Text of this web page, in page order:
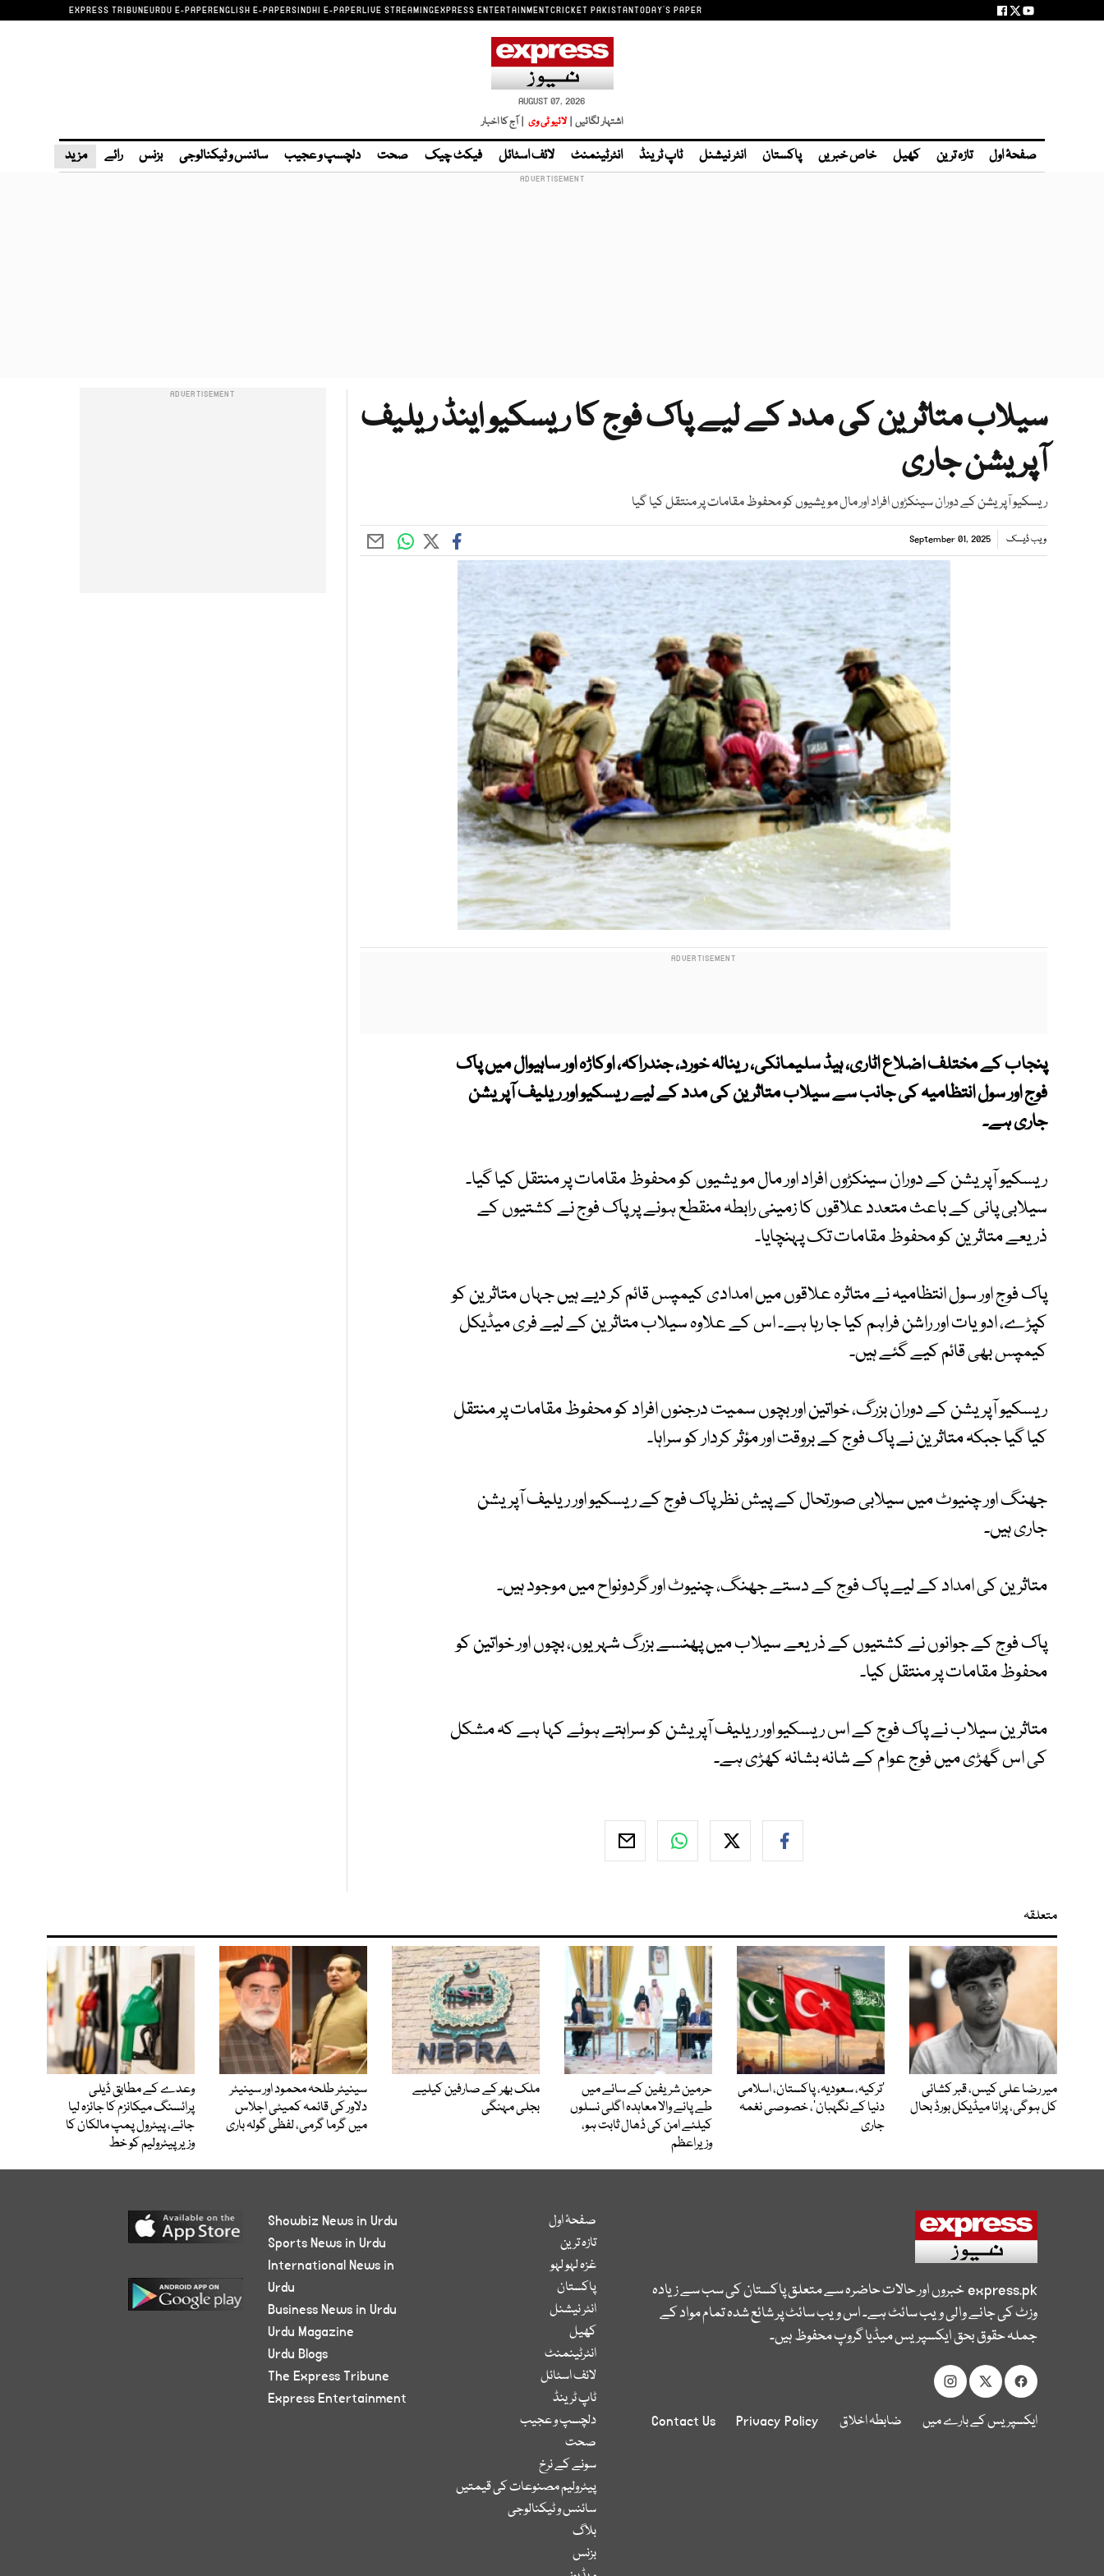
EXPRESS TRIBUNEURDU E-PAPERENGLISH E-PAPERSINDHI E-PAPERLIVE STREAMINGEXPRESS ENTERTAINMENTCRICKET PAKISTANTODAY'S PAPER
AUGUST 07, 2026
اشتہار لگائیں | لائیو ٹی وی | آج کا اخبار
صفحۂ اول تازہ ترین کھیل خاص خبریں پاکستان انٹر نیشنل ٹاپ ٹرینڈ انٹرٹینمنٹ لائف اسٹائل فیکٹ چیک صحت دلچسپ و عجیب سائنس و ٹیکنالوجی بزنس رائے مزید
سیلاب متاثرین کی مدد کے لیے پاک فوج کا ریسکیو اینڈ ریلیف
آپریشن جاری
ریسکیو آپریشن کے دوران سینکڑوں افراد اور مال مویشیوں کو محفوظ مقامات پر منتقل کیا گیا
ویب ڈیسک September 01, 2025
پنجاب کے مختلف اضلاع اٹاری، ہیڈ سلیمانکی، رینالہ خورد، جندراکہ، اوکاڑہ اور ساہیوال میں پاک
فوج اور سول انتظامیہ کی جانب سے سیلاب متاثرین کی مدد کے لیے ریسکیو اور ریلیف آپریشن
جاری ہے۔
ریسکیو آپریشن کے دوران سینکڑوں افراد اور مال مویشیوں کو محفوظ مقامات پر منتقل کیا گیا۔
سیلابی پانی کے باعث متعدد علاقوں کا زمینی رابطہ منقطع ہونے پر پاک فوج نے کشتیوں کے
ذریعے متاثرین کو محفوظ مقامات تک پہنچایا۔
پاک فوج اور سول انتظامیہ نے متاثرہ علاقوں میں امدادی کیمپس قائم کر دیے ہیں جہاں متاثرین کو
کپڑے، ادویات اور راشن فراہم کیا جا رہا ہے۔ اس کے علاوہ سیلاب متاثرین کے لیے فری میڈیکل
کیمپس بھی قائم کیے گئے ہیں۔
ریسکیو آپریشن کے دوران بزرگ، خواتین اور بچوں سمیت درجنوں افراد کو محفوظ مقامات پر منتقل
کیا گیا جبکہ متاثرین نے پاک فوج کے بروقت اور مؤثر کردار کو سراہا۔
جھنگ اور چنیوٹ میں سیلابی صورتحال کے پیش نظر پاک فوج کے ریسکیو اور ریلیف آپریشن
جاری ہیں۔
متاثرین کی امداد کے لیے پاک فوج کے دستے جھنگ، چنیوٹ اور گردونواح میں موجود ہیں۔
پاک فوج کے جوانوں نے کشتیوں کے ذریعے سیلاب میں پھنسے بزرگ شہریوں، بچوں اور خواتین کو
محفوظ مقامات پر منتقل کیا۔
متاثرین سیلاب نے پاک فوج کے اس ریسکیو اور ریلیف آپریشن کو سراہتے ہوئے کہا ہے کہ مشکل
کی اس گھڑی میں فوج عوام کے شانہ بشانہ کھڑی ہے۔
متعلقہ
میر رضا علی کیس، قبر کشائی
کل ہوگی، پرانا میڈیکل بورڈ بحال
‘ترکیہ، سعودیہ، پاکستان، اسلامی
دنیا کے نگہبان’، خصوصی نغمہ
جاری
حرمین شریفین کے سائے میں
طے پانے والا معاہدہ اگلی نسلوں
کیلئے امن کی ڈھال ثابت ہو،
وزیراعظم
ملک بھر کے صارفین کیلیے
بجلی مہنگی
سینیٹر طلحہ محمود اور سینیٹر
دلاور کی قائمہ کمیٹی اجلاس
میں گرما گرمی، لفظی گولہ باری
وعدے کے مطابق ڈیلی
پرائسنگ میکانزم کا جائزہ لیا
جائے، پیٹرول پمپ مالکان کا
وزیرپیٹرولیم کو خط
express.pkخبروں اور حالات حاضرہ سے متعلق پاکستان کی سب سے زیادہ
وزٹ کی جانے والی ویب سائٹ ہے۔ اس ویب سائٹ پر شائع شدہ تمام مواد کے
جملہ حقوق بحق ایکسپریس میڈیا گروپ محفوظ ہیں۔
ایکسپریس کے بارے میں ضابطہ اخلاق Privacy Policy
Contact Us
صفحۂ اول
تازہ ترین
غزہ لہو لہو
پاکستان
انٹر نیشنل
کھیل
انٹرٹینمنٹ
لائف اسٹائل
ٹاپ ٹرینڈ
دلچسپ و عجیب
صحت
سونے کے نرخ
پیٹرولیم مصنوعات کی قیمتیں
سائنس و ٹیکنالوجی
بلاگ
بزنس
Showbiz News in Urdu
Sports News in Urdu
International News in
Urdu
Business News in Urdu
Urdu Magazine
Urdu Blogs
The Express Tribune
Express Entertainment